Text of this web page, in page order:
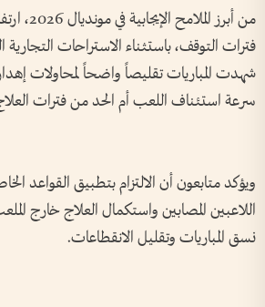
من أبرز
فترات التوقف، باستثناء الاستراحات التجارية
شهدت المباريات تقليصاً واضحاً لمحاولات
سرعة استئناف اللعب أم الحد من فترات
ويؤكد متابعون أن الالتزام بتطبيق القواعد
اللاعبين المصابين واستكمال العلاج خارج
نسق المباريات وتقليل الانقطاعات.